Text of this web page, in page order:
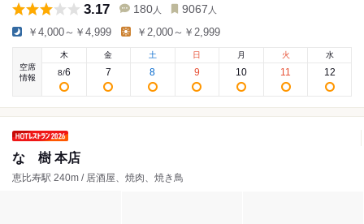
3.17 180 人 9067 人
￥4,000～￥4,999 ￥2,000～￥2,999
空席
情報
木
8/6
金
7
土
8
日
9
月
10
火
11
水
12
なゝ樹 本店
恵比寿駅 240m / 居酒屋、焼肉、焼き鳥